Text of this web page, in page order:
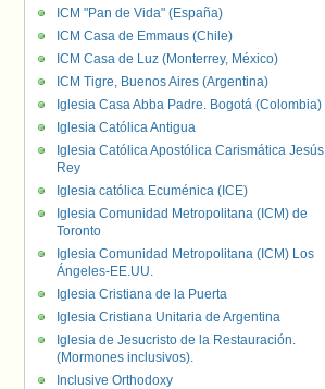
ICM "Pan de Vida" (España)
ICM Casa de Emmaus (Chile)
ICM Casa de Luz (Monterrey, México)
ICM Tigre, Buenos Aires (Argentina)
Iglesia Casa Abba Padre. Bogotá (Colombia)
Iglesia Católica Antigua
Iglesia Católica Apostólica Carismática Jesús
Rey
Iglesia católica Ecuménica (ICE)
Iglesia Comunidad Metropolitana (ICM) de
Toronto
Iglesia Comunidad Metropolitana (ICM) Los
Ángeles-EE.UU.
Iglesia Cristiana de la Puerta
Iglesia Cristiana Unitaria de Argentina
Iglesia de Jesucristo de la Restauración.
(Mormones inclusivos).
Inclusive Orthodoxy